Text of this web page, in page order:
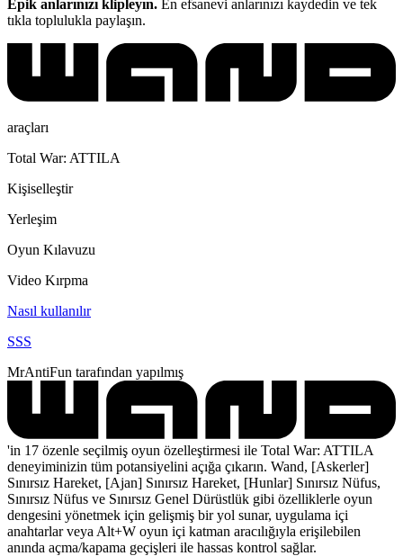
Epik anlarınızı klipleyın. En efsanevi anlarınızı kaydedin ve tek
tıkla toplulukla paylaşın.
araçları
Total War: ATTILA
Kişiselleştir
Yerleşim
Oyun Kılavuzu
Video Kırpma
Nasıl kullanılır
SSS
MrAntiFun tarafından yapılmış
'in 17 özenle seçilmiş oyun özelleştirmesi ile Total War: ATTILA
deneyiminizin tüm potansiyelini açığa çıkarın. Wand, [Askerler]
Sınırsız Hareket, [Ajan] Sınırsız Hareket, [Hunlar] Sınırsız Nüfus,
Sınırsız Nüfus ve Sınırsız Genel Dürüstlük gibi özelliklerle oyun
dengesini yönetmek için gelişmiş bir yol sunar, uygulama içi
anahtarlar veya Alt+W oyun içi katman aracılığıyla erişilebilen
anında açma/kapama geçişleri ile hassas kontrol sağlar.